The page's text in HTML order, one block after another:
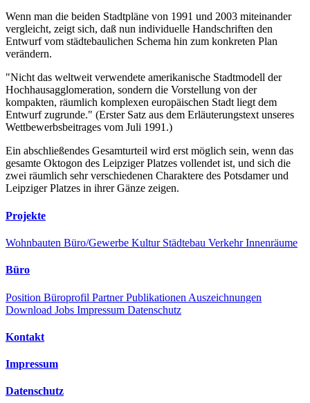
Wenn man die beiden Stadtpläne von 1991 und 2003 miteinander
vergleicht, zeigt sich, daß nun individuelle Handschriften den
Entwurf vom städtebaulichen Schema hin zum konkreten Plan
verändern.
"Nicht das weltweit verwendete amerikanische Stadtmodell der
Hochhausagglomeration, sondern die Vorstellung von der
kompakten, räumlich komplexen europäischen Stadt liegt dem
Entwurf zugrunde." (Erster Satz aus dem Erläuterungstext unseres
Wettbewerbsbeitrages vom Juli 1991.)
Ein abschließendes Gesamturteil wird erst möglich sein, wenn das
gesamte Oktogon des Leipziger Platzes vollendet ist, und sich die
zwei räumlich sehr verschiedenen Charaktere des Potsdamer und
Leipziger Platzes in ihrer Gänze zeigen.
Projekte
Wohnbauten Büro/Gewerbe Kultur Städtebau VerkehrInnenräume
Büro
Position Büroprofil PartnerPublikationen Auszeichnungen
Download Jobs Impressum Datenschutz
Kontakt
Impressum
Datenschutz